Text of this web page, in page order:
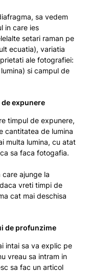
sa vedem
in care ies
setari raman pe
ecuatia), variatia
ale fotografiei:
si campul de
expunere
timpul de expunere,
cantitatea de lumina
multa lumina, cu atat
sa faca fotogafia.
ajunge la
vreti timpi de
cat mai deschisa
de profunzime
intai sa va explic pe
vreau sa intram in
sa fac un articol